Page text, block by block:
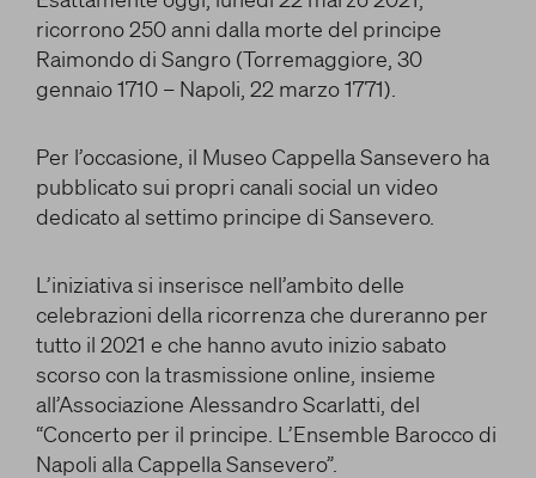
e/o disattivarli secondo le proprie preferenze, salvo i
Cookie strettamente necessari per il funzionamento
della Piattaforma. È importante tenere conto del
fatto che il blocco di alcuni cookie può condizionare
Premendo “Conferma le impostazioni”, la selezione
relativa ai cookie effettuata verrà salvata. Se non è
stata selezionata alcuna opzione, premere questo
nostraUlteriori informazioni
Cookie strettamente necessari
Cookie di analisi
OPERE LETTERARIE E SCIENTIFICHE
RAPPORTO CON GLI ARTISTI
MITO
facebook twitter youtube
ricorrono 250 anni dalla morte del principe
Raimondo di Sangro (Torremaggiore, 30
gennaio 1710 – Napoli, 22 marzo 1771).
Per l’occasione, il Museo Cappella Sansevero ha
pubblicato sui propri canali social un video
dedicato al settimo principe di Sansevero.
L’iniziativa si inserisce nell’ambito delle
celebrazioni della ricorrenza che dureranno per
tutto il 2021 e che hanno avuto inizio sabato
scorso con la trasmissione online, insieme
all’Associazione Alessandro Scarlatti, del
“Concerto per il principe. L’Ensemble Barocco di
Napoli alla Cappella Sansevero”.